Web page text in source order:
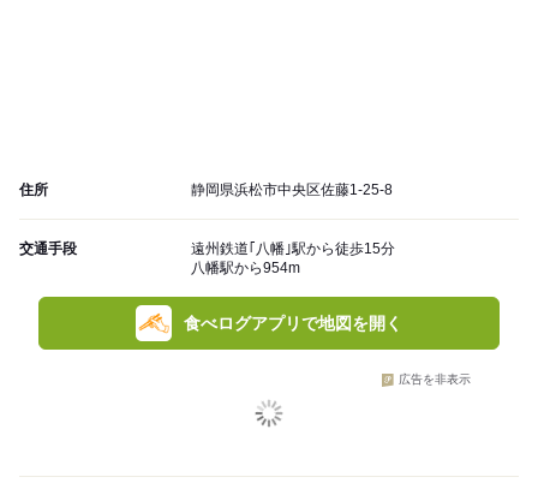
住所 静岡県浜松市中央区佐藤1-25-8
交通手段
遠州鉄道｢八幡｣駅から徒歩15分
八幡駅から954m
食べログアプリで地図を開く
広告を非表示